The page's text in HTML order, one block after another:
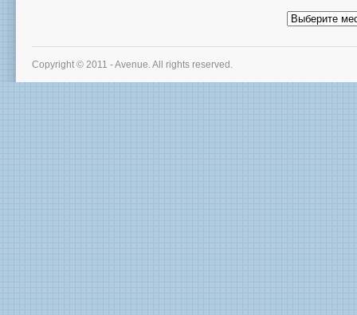
Архив
новостей
Copyright © 2011 - Avenue. All rights reserved.